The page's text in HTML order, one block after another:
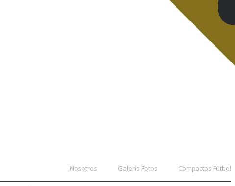
Nosotros Galería Fotos Compactos Fútbol